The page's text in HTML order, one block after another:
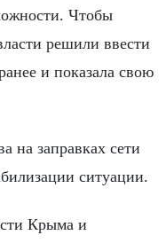
Чтобы
решили ввести
и показала свою
на заправках сети
ситуации.
Крыма и